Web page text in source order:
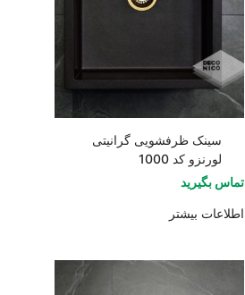
سینک ظرفشویی گرانیتی
لورنزو کد 1000
تماس بگیرید
اطلاعات بیشتر